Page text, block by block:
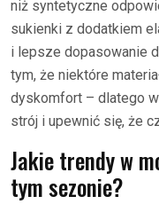
niż syntetyczne
sukienki z dodatkiem
i lepsze dopasowanie
tym, że niektóre
dyskomfort – dlatego
strój i upewnić się, że
Jakie trendy w
tym sezonie?